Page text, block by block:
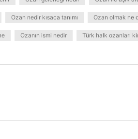
Ozan nedir kısaca tanımı Ozan olmak ne
Ozanın ismi nedir Türk halk ozanları